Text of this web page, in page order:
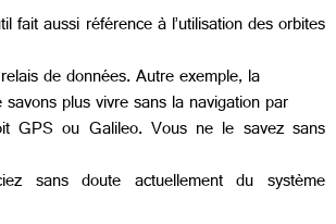
fait aussi référence à l’utilisation des orbites
de données. Autre exemple, la
plus vivre sans la navigation par
GPS ou Galileo. Vous ne le savez sans
sans doute actuellement du système